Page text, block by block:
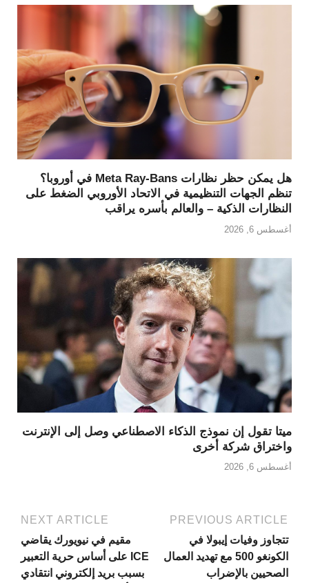
هل يمكن حظر نظارات Meta Ray-Bans في أوروبا؟
تنظم الجهات التنظيمية في الاتحاد الأوروبي الضغط على
النظارات الذكية – والعالم بأسره يراقب
أغسطس 6, 2026
ميتا تقول إن نموذج الذكاء الاصطناعي وصل إلى الإنترنت
واختراق شركة أخرى
أغسطس 6, 2026
PREVIOUS ARTICLE
تتجاوز وفيات إيبولا في
الكونغو 500 مع تهديد العمال
الصحيين بالإضراب
NEXT ARTICLE
مقيم في نيويورك يقاضي
ICE على أساس حرية التعبير
بسبب بريد إلكتروني انتقادي